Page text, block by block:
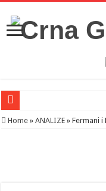
Novosti iz Acibadema
Home » ANALIZE » Fermani i